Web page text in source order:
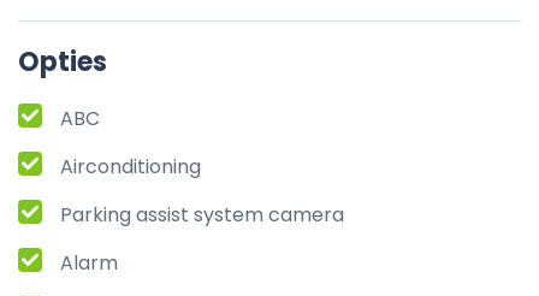
Opties
ABC
Airconditioning
Parking assist system camera
Alarm